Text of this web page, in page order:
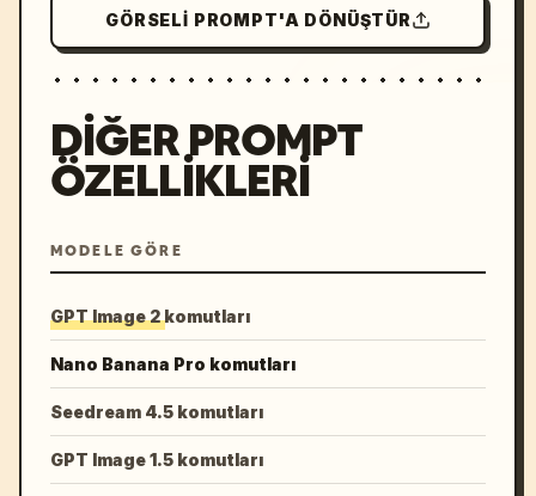
GÖRSELI PROMPT'A DÖNÜŞTÜR
DIĞER PROMPT
ÖZELLIKLERI
MODELE GÖRE
GPT Image 2 komutları
Nano Banana Pro komutları
Seedream 4.5 komutları
GPT Image 1.5 komutları